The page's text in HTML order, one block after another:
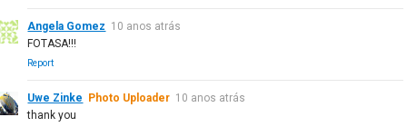
Angela Gomez 10 anos atrás
FOTASA!!!
Report
Uwe Zinke Photo Uploader 10 anos atrás
thank you